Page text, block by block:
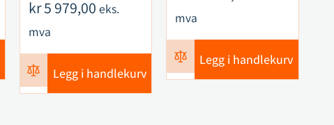
kr5 979,00 eks.
mva
Legg i handlekurv
mva
Legg i handlekurv